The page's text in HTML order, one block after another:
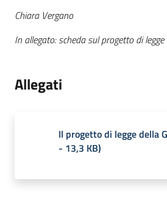
Chiara Vergano
In allegato: scheda sul progetto di legge
Allegati
Il progetto di legge della
- 13,3 KB)